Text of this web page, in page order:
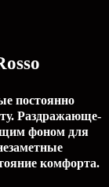
постоянно
Раздражающе-
фоном для
комфорта.